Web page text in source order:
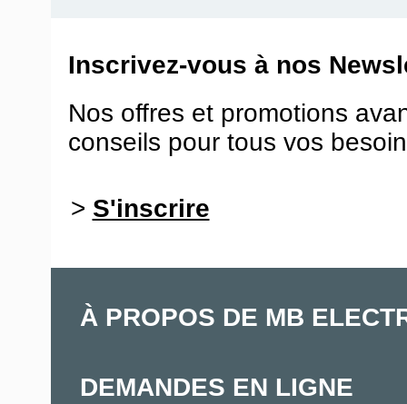
Inscrivez-vous à nos
Nos offres et promotions
conseils pour tous vos
> S'inscrire
À PROPOS DE MB
DEMANDES EN LIGNE